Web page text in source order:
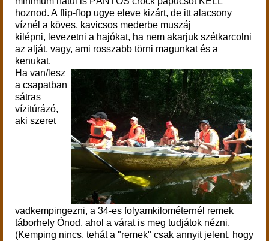
hoznod. A flip-flop ugye eleve kizárt, de itt alacsony
víznél a köves, kavicsos mederbe muszáj
kilépni, levezetni a hajókat, ha nem akarjuk szétkarcolni
az alját, vagy, ami rosszabb törni magunkat és a
kenukat.
Ha van/lesz
a csapatban
sátras
vízitúrázó,
aki szeret
vadkempingezni, a 34-es folyamkilométernél remek
táborhely Ónod, ahol a várat is meg tudjátok nézni.
(Kemping nincs, tehát a "remek" csak annyit jelent, hogy